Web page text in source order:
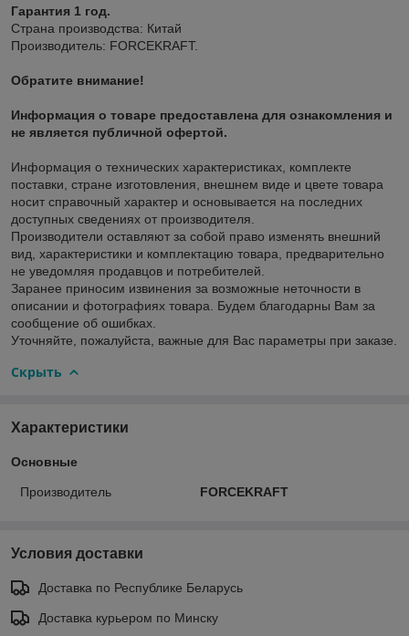
Гарантия 1 год.
Страна производства: Китай
Производитель: FORCEKRAFT.
Обратите внимание!
Информация о товаре предоставлена для ознакомления и
не является публичной офертой.
Информация о технических характеристиках, комплекте
поставки, стране изготовления, внешнем виде и цвете товара
носит справочный характер и основывается на последних
доступных сведениях от производителя.
Производители оставляют за собой право изменять внешний
вид, характеристики и комплектацию товара, предварительно
не уведомляя продавцов и потребителей.
Заранее приносим извинения за возможные неточности в
описании и фотографиях товара. Будем благодарны Вам за
сообщение об ошибках.
Уточняйте, пожалуйста, важные для Вас параметры при заказе.
Скрыть
Характеристики
Основные
Производитель FORCEKRAFT
Условия доставки
Доставка по Республике Беларусь
Доставка курьером по Минску